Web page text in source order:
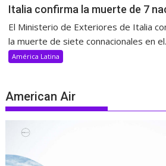
Italia confirma la muerte de 7
El Ministerio de Exteriores de Italia
la muerte de siete connacionales en
América Latina
American Air